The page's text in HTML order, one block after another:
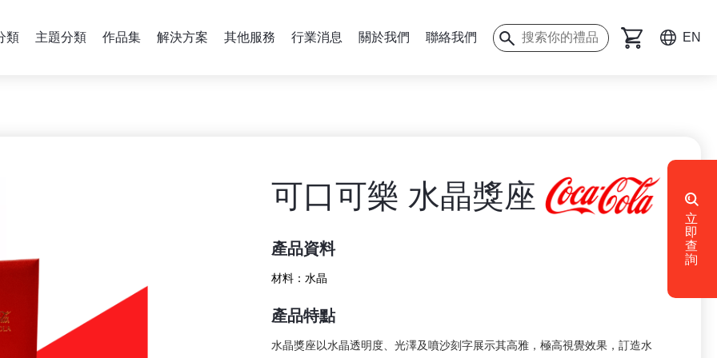
類 主題分類 作品集 解決方案 其他服務 行業消息 關於我們 聯絡我們 EN
可口可樂 水晶獎座
產品資料
材料：水晶
產品特點
水晶獎座以水晶透明度、光澤及噴沙刻字展示其高雅，極高視覺效果，訂造水
立
即
查
詢